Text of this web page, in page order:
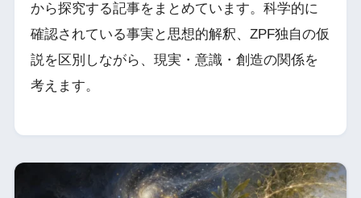
から探究する記事をまとめています。科学的に
確認されている事実と思想的解釈、ZPF独自の仮
説を区別しながら、現実・意識・創造の関係を
考えます。